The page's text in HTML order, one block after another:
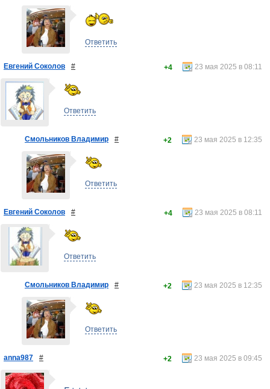
Ответить
Евгений Соколов # 23 мая 2025 в 08:11
+4
Ответить
Смольников Владимир # 23 мая 2025 в 12:35
+2
Ответить
Евгений Соколов # 23 мая 2025 в 08:11
+4
Ответить
Смольников Владимир # 23 мая 2025 в 12:35
+2
Ответить
anna987 # 23 мая 2025 в 09:45
+2